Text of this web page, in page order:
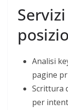
Analisi
pagine
Scrittura
per